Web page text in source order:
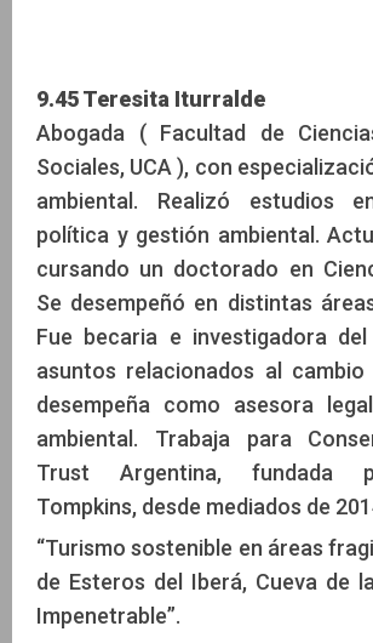
9.45 Teresita Iturralde
Abogada ( Facultad de
Sociales, UCA ), con
ambiental. Realizó estudios
política y gestión ambiental.
cursando un doctorado en
Se desempeñó en distintas
Fue becaria e investigadora del
asuntos relacionados al
desempeña como asesora
ambiental. Trabaja para
Trust Argentina, fundada
Tompkins, desde mediados de
“Turismo sostenible en áreas
de Esteros del Iberá, Cueva de
Impenetrable”.